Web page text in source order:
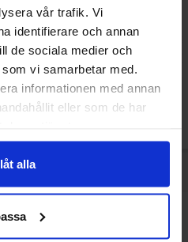
vår trafik. Vi
identifierare och annan
de sociala medier och
vi samarbetar med.
informationen med annan
eller som de har
alla
100g
de Bron
også